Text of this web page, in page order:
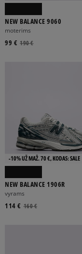
NEW BALANCE 9060
moterims
190 €
99 €
-10% UŽ MAŽ. 70 €, KODAS: SALE
NEW BALANCE 1906R
vyrams
160 €
114 €